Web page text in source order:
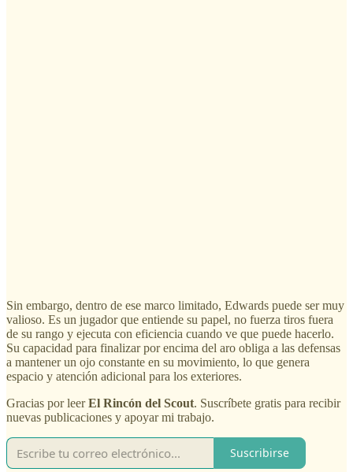
Sin embargo, dentro de ese marco limitado, Edwards puede ser muy
valioso. Es un jugador que entiende su papel, no fuerza tiros fuera
de su rango y ejecuta con eficiencia cuando ve que puede hacerlo.
Su capacidad para finalizar por encima del aro obliga a las defensas
a mantener un ojo constante en su movimiento, lo que genera
espacio y atención adicional para los exteriores.
Gracias por leerEl Rincón del Scout. Suscríbete gratis para recibir
nuevas publicaciones y apoyar mi trabajo.
Suscribirse